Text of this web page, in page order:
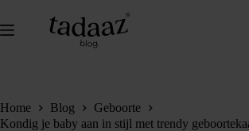
de
Home Blog
Geboorte
Kondig je baby aan in stijl met trendy